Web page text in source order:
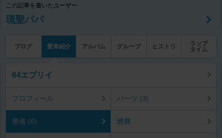
この記事を書いたユーザー
琉聖パパ
ブログ 愛車紹介 アルバム グループ ヒストリ
ラップ
タイム
64エブリイ
プロフィール パーツ (3)
整備 (6) 燃費